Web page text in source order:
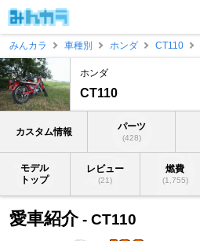
みんカラ
車種別 ホンダ CT110
ホンダ
CT110
カスタム情報 パーツ
(428)
モデル
トップ
レビュー
(21)
燃費
(1,755)
愛車紹介- CT110